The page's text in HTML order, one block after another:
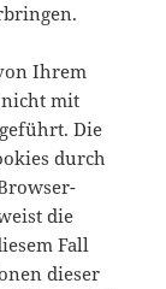
Ihrem
mit
Die
durch
die
Fall
dieser